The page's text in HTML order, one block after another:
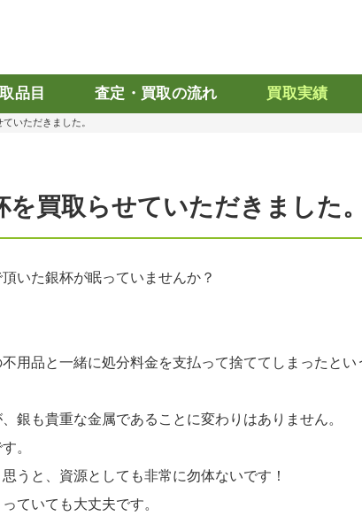
品目 査定・買取の流れ 買取実績
いただきました。
を買取らせていただきました
いた銀杯が眠っていませんか？
用品と一緒に処分料金を支払って捨ててしまったと
銀も貴重な金属であることに変わりはありません。
。
うと、資源としても非常に勿体ないです！
ていても大丈夫です。